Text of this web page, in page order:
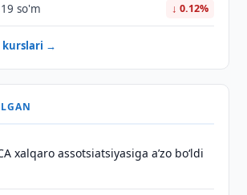
so'm ↓ 0.12%
kurslari →
xalqaro assotsiatsiyasiga aʼzo bo‘ldi